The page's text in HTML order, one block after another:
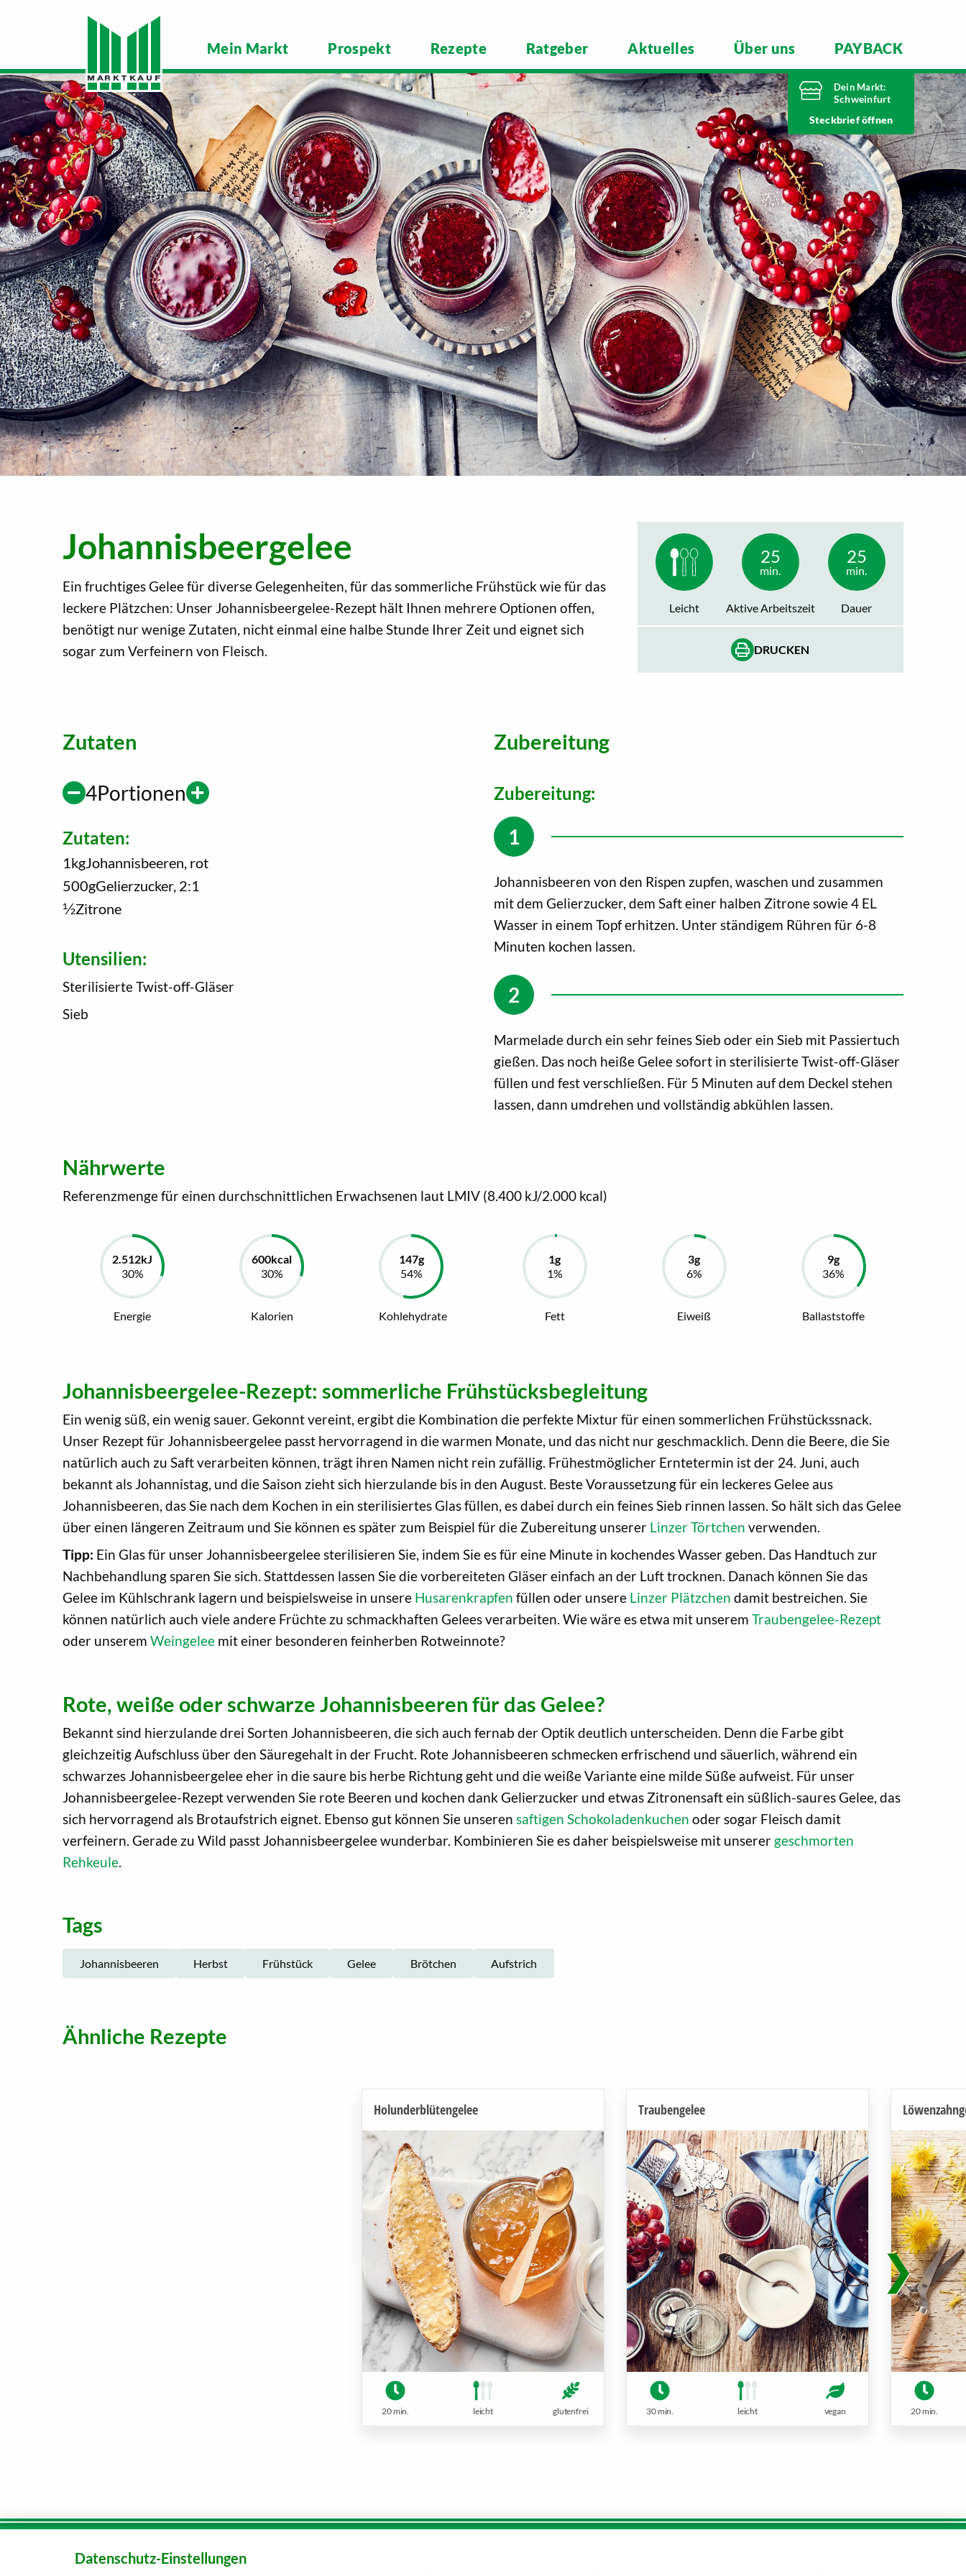
Mein Markt Prospekt Rezepte Ratgeber Aktuelles Über uns PAYBACK
Dein Markt:
Schweinfurt
Heute bis
Telefonnummer
09721 77040
Carl-Benz-Straße 7
97424 Schweinfurt
Markt ändern
Steckbrief
Johannisbeergelee
Ein fruchtiges Gelee für diverse Gelegenheiten, für das sommerliche Frühstück wie für das
leckere Plätzchen: Unser Johannisbeergelee-Rezept hält Ihnen mehrere Optionen offen,
benötigt nur wenige Zutaten, nicht einmal eine halbe Stunde Ihrer Zeit und eignet sich
sogar zum Verfeinern von Fleisch.
Leicht
25
min.
Aktive Arbeitszeit
25
min.
Dauer
DRUCKEN
Zutaten
4Portionen
Zutaten:
1 kgJohannisbeeren, rot
500gGelierzucker, 2:1
1/2Zitrone
Utensilien:
Sterilisierte Twist-off-Gläser
Sieb
Zubereitung
Zubereitung:
Johannisbeeren von den Rispen zupfen, waschen und zusammen
mit dem Gelierzucker, dem Saft einer halben Zitrone sowie 4 EL
Wasser in einem Topf erhitzen. Unter ständigem Rühren für 6-8
Minuten kochen lassen.
Marmelade durch ein sehr feines Sieb oder ein Sieb mit Passiertuch
gießen. Das noch heiße Gelee sofort in sterilisierte Twist-off-Gläser
füllen und fest verschließen. Für 5 Minuten auf dem Deckel stehen
lassen, dann umdrehen und vollständig abkühlen lassen.
Nährwerte
Referenzmenge für einen durchschnittlichen Erwachsenen laut LMIV (8.400 kJ/2.000 kcal)
Energie Kalorien Kohlehydrate Fett Eiweiß Ballaststoffe
Johannisbeergelee-Rezept: sommerliche Frühstücksbegleitung
Ein wenig süß, ein wenig sauer. Gekonnt vereint, ergibt die Kombination die perfekte Mixtur für einen sommerlichen Frühstückssnack.
Unser Rezept für Johannisbeergelee passt hervorragend in die warmen Monate, und das nicht nur geschmacklich. Denn die Beere, die Sie
natürlich auch zu Saft verarbeiten können, trägt ihren Namen nicht rein zufällig. Frühestmöglicher Erntetermin ist der 24. Juni, auch
bekannt als Johannistag, und die Saison zieht sich hierzulande bis in den August. Beste Voraussetzung für ein leckeres Gelee aus
Johannisbeeren, das Sie nach dem Kochen in ein sterilisiertes Glas füllen, es dabei durch ein feines Sieb rinnen lassen. So hält sich das Gelee
über einen längeren Zeitraum und Sie können es später zum Beispiel für die Zubereitung unserer Linzer Törtchen verwenden.
Tipp: Ein Glas für unser Johannisbeergelee sterilisieren Sie, indem Sie es für eine Minute in kochendes Wasser geben. Das Handtuch zur
Nachbehandlung sparen Sie sich. Stattdessen lassen Sie die vorbereiteten Gläser einfach an der Luft trocknen. Danach können Sie das
Gelee im Kühlschrank lagern und beispielsweise in unsere Husarenkrapfen füllen oder unsere Linzer Plätzchen damit bestreichen. Sie
können natürlich auch viele andere Früchte zu schmackhaften Gelees verarbeiten. Wie wäre es etwa mit unserem Traubengelee-Rezept
oder unserem Weingelee mit einer besonderen feinherben Rotweinnote?
Rote, weiße oder schwarze Johannisbeeren für das Gelee?
Bekannt sind hierzulande drei Sorten Johannisbeeren, die sich auch fernab der Optik deutlich unterscheiden. Denn die Farbe gibt
gleichzeitig Aufschluss über den Säuregehalt in der Frucht. Rote Johannisbeeren schmecken erfrischend und säuerlich, während ein
schwarzes Johannisbeergelee eher in die saure bis herbe Richtung geht und die weiße Variante eine milde Süße aufweist. Für unser
Johannisbeergelee-Rezept verwenden Sie rote Beeren und kochen dank Gelierzucker und etwas Zitronensaft ein süßlich-saures Gelee, das
sich hervorragend als Brotaufstrich eignet. Ebenso gut können Sie unseren saftigen Schokoladenkuchen oder sogar Fleisch damit
verfeinern. Gerade zu Wild passt Johannisbeergelee wunderbar. Kombinieren Sie es daher beispielsweise mit unserer geschmorten
Rehkeule
Tags
Johannisbeeren Herbst Frühstück Gelee Brötchen Aufstrich
Ähnliche Rezepte
Holunderblütengelee
20 min. leicht glutenfrei
Traubengelee
30 min. leicht vegan 20 min.
Karriere
Datenschutz-Einstellungen